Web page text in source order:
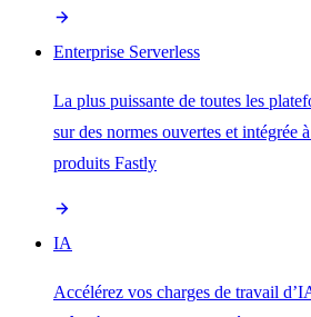
Enterprise Serverless
La plus puissante de toutes les
sur des normes ouvertes et intégrée
produits Fastly
IA
Accélérez vos charges de travail